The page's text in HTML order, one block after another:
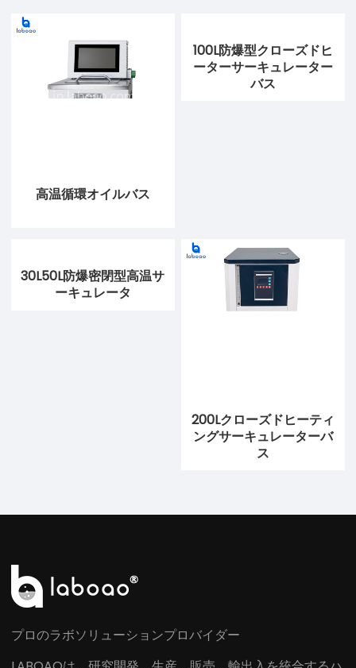
高温循環オイルバス
100L防爆型クローズドヒ
ーターサーキュレーター
バス
30L50L防爆密閉型高温サ
ーキュレータ
200Lクローズドヒーティ
ングサーキュレーターバ
ス
プロのラボソリューションプロバイダー